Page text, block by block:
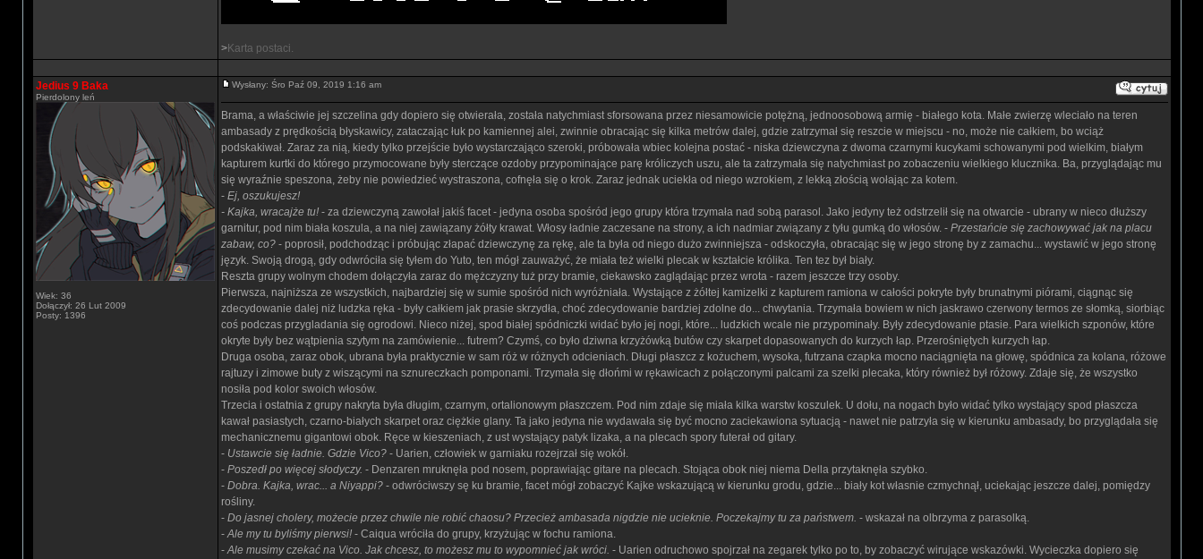
>Karta postaci.
Jedius 9 Baka
Pierdolony leń
Wiek: 36
Dołączył: 26 Lut 2009
Posty: 1396
Wysłany: Śro Paź 09, 2019 1:16 am
Brama, a właściwie jej szczelina gdy dopiero się otwierała, została natychmiast sforsowana przez niesamowicie potężną, jednoosobową armię - białego kota. Małe zwierzę wleciało na teren
ambasady z prędkością błyskawicy, zataczając łuk po kamiennej alei, zwinnie obracając się kilka metrów dalej, gdzie zatrzymał się reszcie w miejscu - no, może nie całkiem, bo wciąż
podskakiwał. Zaraz za nią, kiedy tylko przejście było wystarczająco szeroki, próbowała wbiec kolejna postać - niska dziewczyna z dwoma czarnymi kucykami schowanymi pod wielkim, białym
kapturem kurtki do którego przymocowane były sterczące ozdoby przypominające parę króliczych uszu, ale ta zatrzymała się natychmiast po zobaczeniu wielkiego klucznika. Ba, przyglądając mu
się wyraźnie speszona, żeby nie powiedzieć wystraszona, cofnęła się o krok. Zaraz jednak uciekła od niego wzrokiem, z lekką złością wołając za kotem.
- Ej, oszukujesz!
- Kajka, wracajże tu!- za dziewczyną zawołał jakiś facet - jedyna osoba spośród jego grupy która trzymała nad sobą parasol. Jako jedyny też odstrzelił się na otwarcie - ubrany w nieco dłuższy
garnitur, pod nim biała koszula, a na niej zawiązany żółty krawat. Włosy ładnie zaczesane na strony, a ich nadmiar związany z tyłu gumką do włosów. - Przestańcie się zachowywać jak na placu
zabaw, co?- poprosił, podchodząc i próbując złapać dziewczynę za rękę, ale ta była od niego dużo zwinniejsza - odskoczyła, obracając się w jego stronę by z zamachu... wystawić w jego stronę
język. Swoją drogą, gdy odwróciła się tyłem do Yuto, ten mógł zauważyć, że miała też wielki plecak w kształcie królika. Ten tez był biały.
Reszta grupy wolnym chodem dołączyła zaraz do mężczyzny tuż przy bramie, ciekawsko zaglądając przez wrota - razem jeszcze trzy osoby.
Pierwsza, najniższa ze wszystkich, najbardziej się w sumie spośród nich wyróżniała. Wystające z żółtej kamizelki z kapturem ramiona w całości pokryte były brunatnymi piórami, ciągnąc się
zdecydowanie dalej niż ludzka ręka - były całkiem jak prasie skrzydła, choć zdecydowanie bardziej zdolne do... chwytania. Trzymała bowiem w nich jaskrawo czerwony termos ze słomką, siorbiąc
coś podczas przygladania się ogrodowi. Nieco niżej, spod białej spódniczki widać było jej nogi, które... ludzkich wcale nie przypominały. Były zdecydowanie ptasie. Para wielkich szponów, które
okryte były bez wątpienia szytym na zamówienie... futrem? Czymś, co było dziwna krzyżówką butów czy skarpet dopasowanych do kurzych łap. Przerośniętych kurzych łap.
Druga osoba, zaraz obok, ubrana była praktycznie w sam róż w różnych odcieniach. Długi płaszcz z kożuchem, wysoka, futrzana czapka mocno naciągnięta na głowę, spódnica za kolana, różowe
rajtuzy i zimowe buty z wiszącymi na sznureczkach pomponami. Trzymała się dłońmi w rękawicach z połączonymi palcami za szelki plecaka, który również był różowy. Zdaje się, że wszystko
nosiła pod kolor swoich włosów.
Trzecia i ostatnia z grupy nakryta była długim, czarnym, ortalionowym płaszczem. Pod nim zdaje się miała kilka warstw koszulek. U dołu, na nogach było widać tylko wystający spod płaszcza
kawał pasiastych, czarno-białych skarpet oraz ciężkie glany. Ta jako jedyna nie wydawała się być mocno zaciekawiona sytuacją - nawet nie patrzyła się w kierunku ambasady, bo przyglądała się
mechanicznemu gigantowi obok. Ręce w kieszeniach, z ust wystający patyk lizaka, a na plecach spory futerał od gitary.
- Ustawcie się ładnie. Gdzie Vico?- Uarien, człowiek w garniaku rozejrzał się wokół.
- Poszedł po więcej słodyczy. - Denzaren mruknęła pod nosem, poprawiając gitare na plecach. Stojąca obok niej niema Della przytaknęła szybko.
- Dobra. Kajka, wrac... a Niyappi?- odwróciwszy sę ku bramie, facet mógł zobaczyć Kajke wskazującą w kierunku grodu, gdzie... biały kot własnie czmychnął, uciekając jeszcze dalej, pomiędzy
rośliny.
- Do jasnej cholery, możecie przez chwile nie robić chaosu? Przecież ambasada nigdzie nie ucieknie. Poczekajmy tu za państwem. - wskazał na olbrzyma z parasolką.
-Ale my tu byliśmy pierwsi!- Caiqua wróciła do grupy, krzyżując w fochu ramiona.
-Ale musimy czekać na Vico. Jak chcesz, to możesz mu to wypomnieć jak wróci. - Uarien odruchowo spojrzał na zegarek tylko po to, by zobaczyć wirujące wskazówki. Wycieczka dopiero się